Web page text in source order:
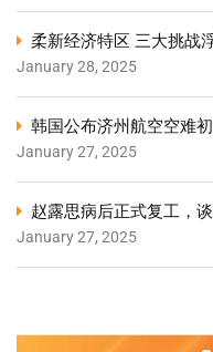
柔新经济特区 三大挑战
January 28, 2025
韩国公布济州航空空难
January 27, 2025
赵露思病后正式复工，
January 27, 2025